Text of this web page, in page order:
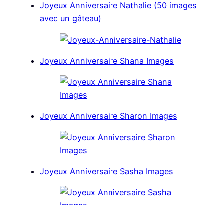
Joyeux Anniversaire Nathalie (50 images
avec un gâteau)
Joyeux Anniversaire Shana Images
Joyeux Anniversaire Sharon Images
Joyeux Anniversaire Sasha Images